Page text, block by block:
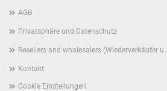
AGB
Privatsphäre und Datenschutz
Resellers and wholesalers (Wiederverkäufer
Kontakt
Cookie Einstellungen